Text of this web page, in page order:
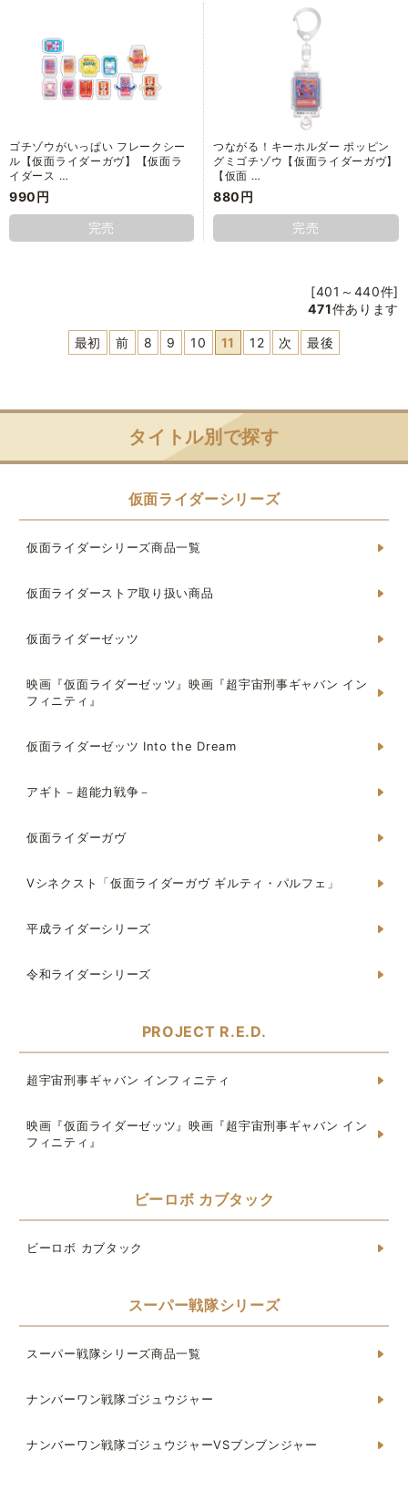
ゴチゾウがいっぱい フレークシー
ル【仮面ライダーガヴ】【仮面ラ
イダース …
990円
完売
つながる！キーホルダー ポッピン
グミゴチゾウ【仮面ライダーガヴ】
【仮面 …
880円
完売
[401～440件]
471件あります
最初 前 8 9 10 11 12 次 最後
タイトル別で探す
仮面ライダーシリーズ
仮面ライダーシリーズ商品一覧
仮面ライダーストア取り扱い商品
仮面ライダーゼッツ
映画『仮面ライダーゼッツ』映画『超宇宙刑事ギャバン イン
フィニティ』
仮面ライダーゼッツ Into the Dream
アギト－超能力戦争－
仮面ライダーガヴ
Vシネクスト「仮面ライダーガヴ ギルティ・パルフェ」
平成ライダーシリーズ
令和ライダーシリーズ
PROJECT R.E.D.
超宇宙刑事ギャバン インフィニティ
映画『仮面ライダーゼッツ』映画『超宇宙刑事ギャバン イン
フィニティ』
ビーロボ カブタック
ビーロボ カブタック
スーパー戦隊シリーズ
スーパー戦隊シリーズ商品一覧
ナンバーワン戦隊ゴジュウジャー
ナンバーワン戦隊ゴジュウジャーVSブンブンジャー